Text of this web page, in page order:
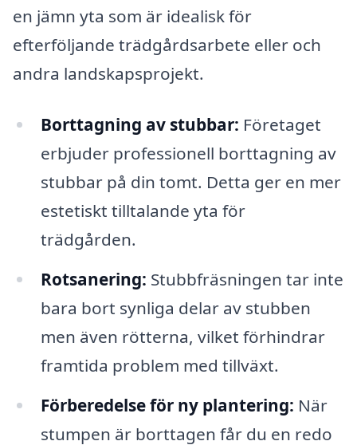
en jämn yta som är idealisk för
efterföljande trädgårdsarbete eller och
andra landskapsprojekt.
Borttagning av stubbar: Företaget
erbjuder professionell borttagning av
stubbar på din tomt. Detta ger en mer
estetiskt tilltalande yta för
trädgården.
Rotsanering: Stubbfräsningen tar inte
bara bort synliga delar av stubben
men även rötterna, vilket förhindrar
framtida problem med tillväxt.
Förberedelse för ny plantering: När
stumpen är borttagen får du en redo